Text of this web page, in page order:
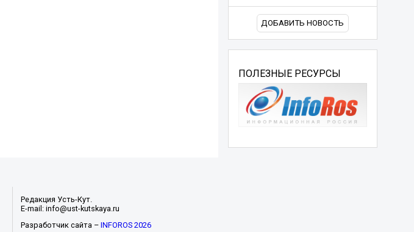
ДОБАВИТЬ НОВОСТЬ
ПОЛЕЗНЫЕ РЕСУРСЫ
Редакция Усть-Кут.
E-mail: info@ust-kutskaya.ru
Разработчик сайта – INFOROS 2026